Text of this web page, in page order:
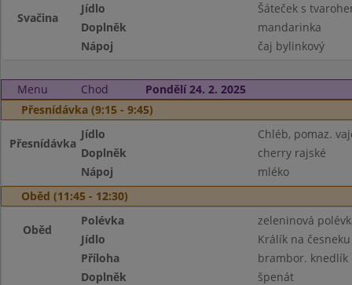
Svačina
Jídlo
Šáteček s
Doplněk
mandarinka
Nápoj
čaj bylinkový
Menu Chod
Pondělí 24. 2. 2025
Přesnídávka (9:15 - 9:45)
Přesnídávka
Jídlo
Chléb, pomaz.
Doplněk
cherry rajské
Nápoj
mléko
Oběd (11:45 - 12:30)
Oběd
Polévka
zeleninová
Jídlo
Králík na česneku
Příloha
brambor. knedlík
Doplněk
špenát